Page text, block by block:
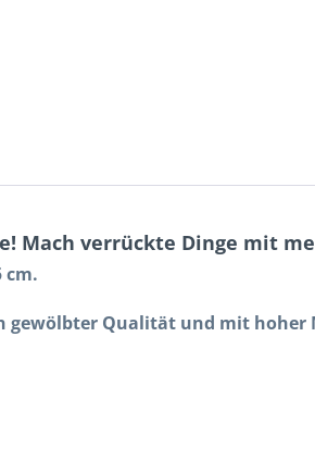
Mach verrückte Dinge mit
cm.
gewölbter Qualität und mit